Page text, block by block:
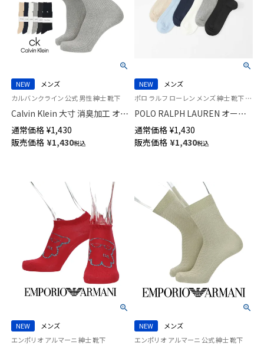
NEW
メンズ
カルバンクライン 公式 男性 紳士 靴下
Calvin Klein 大寸 消臭加工 オー
ガニックコットン混 ワンポイン
ト リブ クルー丈 カジュアル ソ
ックス メンズ 日本製 大きいサ
通常価格 ¥1,430
販売価格 ¥1,430税込
NEW
メンズ
ポロ ラルフ ローレン メンズ 紳士 靴下 カジュアル 26SS
POLO RALPH LAUREN オーガ
ニックコットン混 リンクススト
ライプ 20cm ミドル丈 ソックス
【25-27cm】【27-29cm】
通常価格 ¥1,430
販売価格 ¥1,430税込
NEW
メンズ
エンポリオ アルマーニ 紳士 靴下
NEW
メンズ
エンポリオ アルマーニ 公式 紳士 靴下